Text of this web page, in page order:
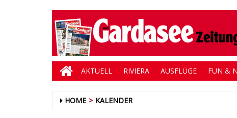
AKTUELL RIVIERA AUSFLÜGE FUN &
HOME KALENDER